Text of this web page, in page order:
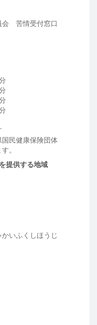
会 苦情受付窓口
国民健康保険団体
。
提供する地域
いふくしほうじ